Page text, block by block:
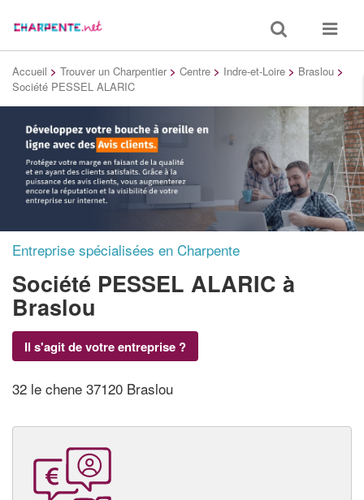
Toggle
search
Toggle
Accueil > Trouver un Charpentier > Centre > Indre-et-Loire > Braslou >
Société PESSEL ALARIC
Entreprise spécialisées en Charpente
Société PESSEL ALARIC à
Braslou
Il s'agit de votre entreprise ?
32 le chene 37120 Braslou